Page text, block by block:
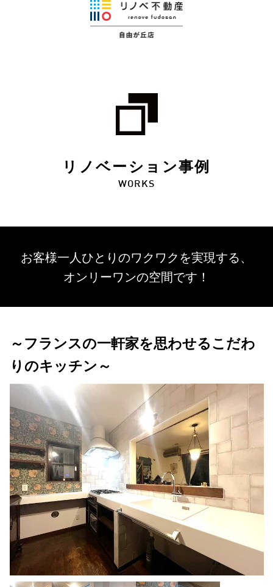
リノベーション事例
WORKS
お客様一人ひとりのワクワクを実現する、
オンリーワンの空間です！
～フランスの一軒家を思わせるこだわ
りのキッチン～